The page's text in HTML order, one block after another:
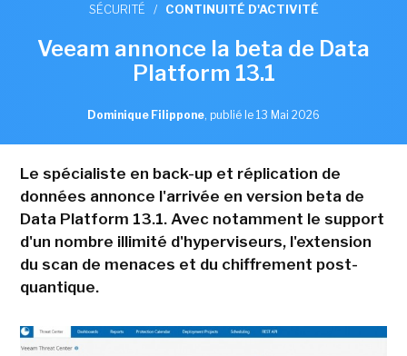
SÉCURITÉ / CONTINUITÉ D'ACTIVITÉ
Veeam annonce la beta de Data
Platform 13.1
Dominique Filippone, publié le 13 Mai 2026
Le spécialiste en back-up et réplication de
données annonce l'arrivée en version beta de
Data Platform 13.1. Avec notamment le support
d'un nombre illimité d'hyperviseurs, l'extension
du scan de menaces et du chiffrement post-
quantique.